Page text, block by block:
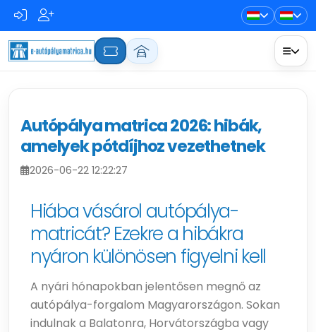
Autópálya matrica 2026: hibák,
amelyek pótdíjhoz vezethetnek
2026-06-22 12:22:27
Hiába vásárol autópálya-
matricát? Ezekre a hibákra
nyáron különösen figyelni kell
A nyári hónapokban jelentősen megnő az
autópálya-forgalom Magyarországon. Sokan
indulnak a Balatonra, Horvátországba vagy